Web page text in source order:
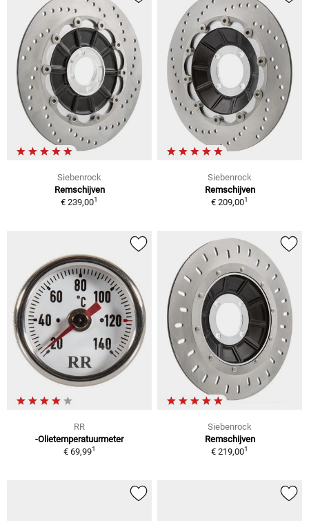
Siebenrock
Remschijven
€ 239,001
Siebenrock
Remschijven
€ 209,001
RR
-Olietemperatuurmeter
€ 69,991
Siebenrock
Remschijven
€ 219,001